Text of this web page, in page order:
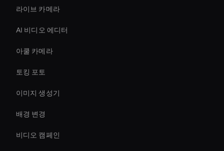
라이브 카메라
AI 비디오 에디터
아쿨 카메라
토킹 포토
이미지 생성기
배경 변경
비디오 캠페인